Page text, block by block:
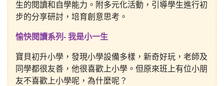
生的閱讀和自學能力。附多元化活動，引導學生進行初
步的分享研討，培育創意思考。
愉快閱讀系列- 我是小一生
寶貝初升小學，發現小學設備多樣，新奇好玩，老師及
同學都很友善，他很喜歡上小學。但原來班上有位小朋
友不喜歡上小學呢，為什麼呢？